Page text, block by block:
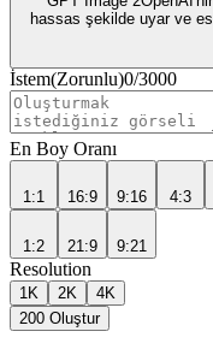
hassas şekilde uyar ve
İstem(Zorunlu)0/3000
En Boy Oranı
1:1 16:9 9:16 4:3
1:2 21:9 9:21
Resolution
1K 2K
4K
200 Oluştur